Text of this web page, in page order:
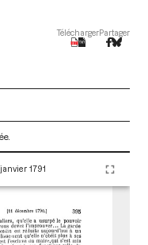
TéléchargerPartager
1791